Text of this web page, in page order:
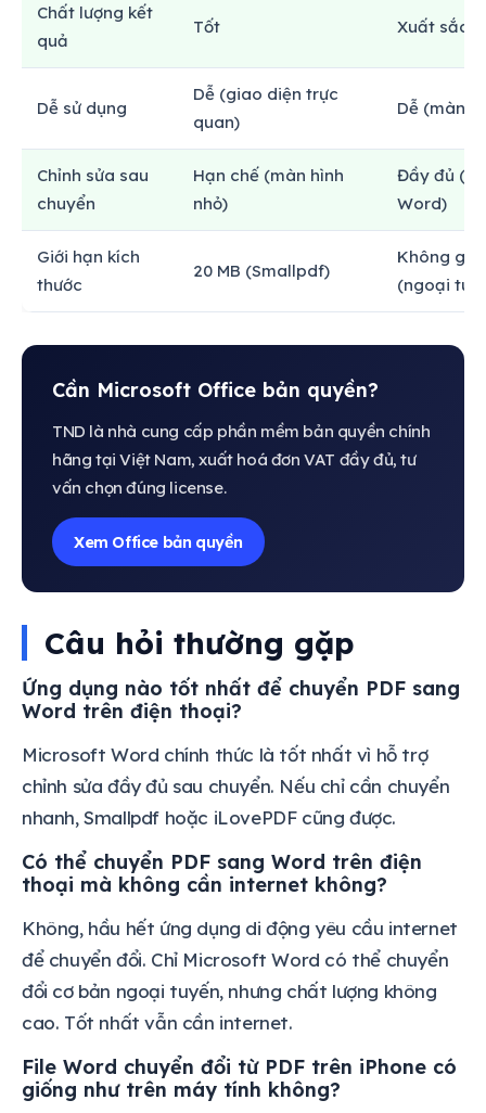
Chất lượng kết
quả
Tốt Xuất sắc
Dễ sử dụng
Dễ (giao diện trực
quan)
Dễ (màn
Chỉnh sửa sau
chuyển
Hạn chế (màn hình
nhỏ)
Đầy đủ
Word)
Giới hạn kích
thước
20 MB (Smallpdf)
Không
(ngoại
Cần Microsoft Office bản quyền?
TND là nhà cung cấp phần mềm bản quyền chính
hãng tại Việt Nam, xuất hoá đơn VAT đầy đủ, tư
vấn chọn đúng license.
Xem Office bản quyền
Câu hỏi thường gặp
Ứng dụng nào tốt nhất để chuyển PDF sang
Word trên điện thoại?
Microsoft Word chính thức là tốt nhất vì hỗ trợ
chỉnh sửa đầy đủ sau chuyển. Nếu chỉ cần chuyển
nhanh, Smallpdf hoặc iLovePDF cũng được.
Có thể chuyển PDF sang Word trên điện
thoại mà không cần internet không?
Không, hầu hết ứng dụng di động yêu cầu internet
để chuyển đổi. Chỉ Microsoft Word có thể chuyển
đổi cơ bản ngoại tuyến, nhưng chất lượng không
cao. Tốt nhất vẫn cần internet.
File Word chuyển đổi từ PDF trên iPhone có
giống như trên máy tính không?